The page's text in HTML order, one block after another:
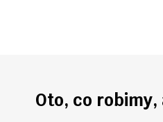
Oto, co robimy,